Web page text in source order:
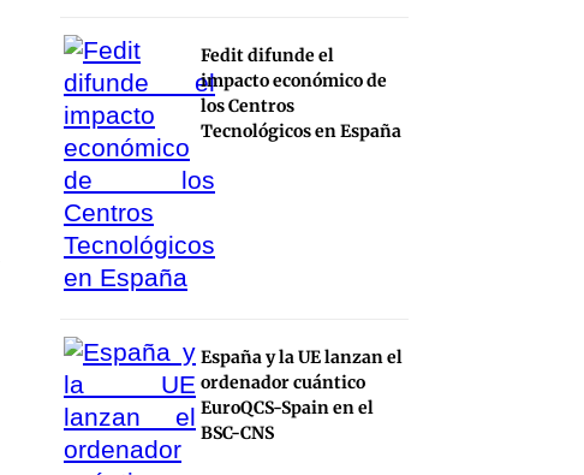
Fedit difunde el
impacto económico de
los Centros
Tecnológicos en España
España y la UE lanzan el
ordenador cuántico
EuroQCS-Spain en el
BSC-CNS